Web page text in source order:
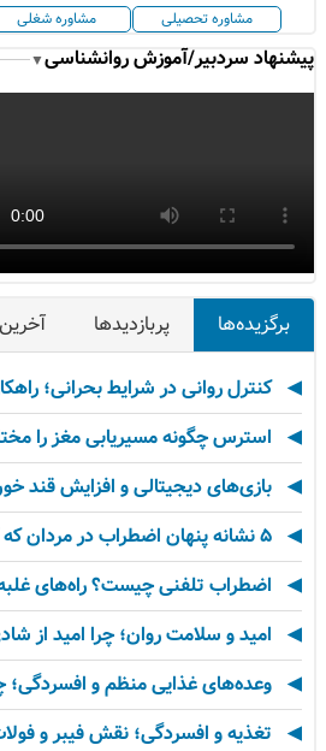
مشاوره تحصیلی مشاوره شغلی
پیشنهاد سردبیر/آموزش روانشناسی▼
برگزیده‌ها پربازدیدها
کنترل روانی در شرایط بحرانی؛
استرس چگونه مسیریابی مغز را
بازی‌های دیجیتالی و افزایش قند
۵ نشانه پنهان اضطراب در مردان که کمتر شناخته شده‌اند
اضطراب تلفنی چیست؟ راه‌های
امید و سلامت روان؛ چرا امید از
وعده‌های غذایی منظم و افسردگی؛
تغذیه و افسردگی؛ نقش فیبر و